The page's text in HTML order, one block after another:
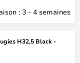
: 3 - 4 semaines
H32,5 Black -